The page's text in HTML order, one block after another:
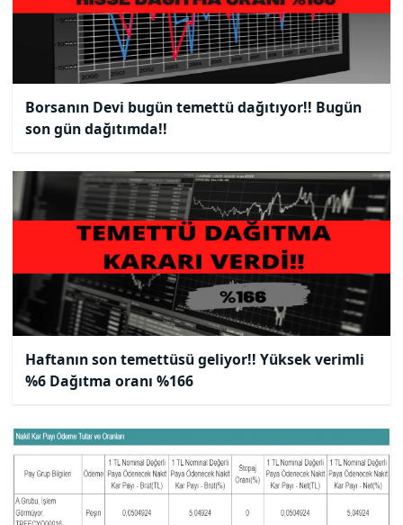
Borsanın Devi bugün temettü dağıtıyor!! Bugün
son gün dağıtımda!!
Haftanın son temettüsü geliyor!! Yüksek verimli
%6 Dağıtma oranı %166